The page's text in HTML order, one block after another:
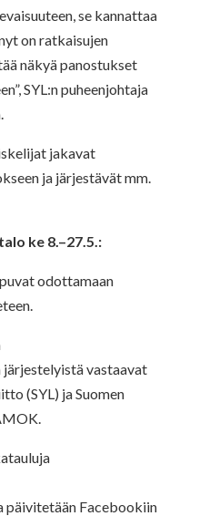
se kannattaa
on ratkaisujen
näkyä panostukset
SYL:n puheenjohtaja
jakavat
ja järjestävät mm.
ke 8.–27.5.:
odottamaan
vastaavat
(SYL) ja Suomen
päivitetään Facebookiin